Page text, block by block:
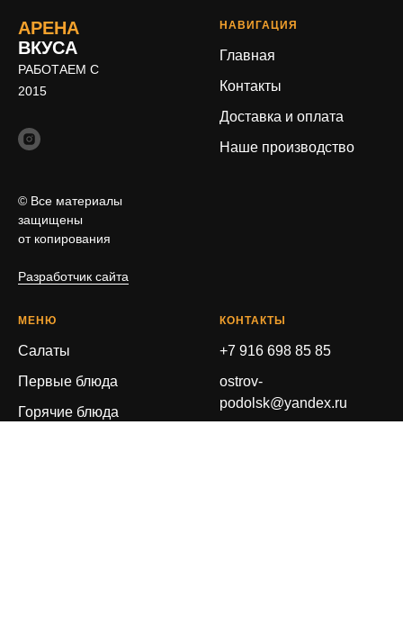
АРЕНА
ВКУСА
РАБОТАЕМ С
2015
© Все материалы
защищены
от копирования
Разработчик сайта
НАВИГАЦИЯ
Главная
Контакты
Доставка и оплата
Наше производство
МЕНЮ
Салаты
Первые блюда
Горячие блюда
КОНТАКТЫ
+7 916 698 85 85
ostrov-
podolsk@yandex.ru